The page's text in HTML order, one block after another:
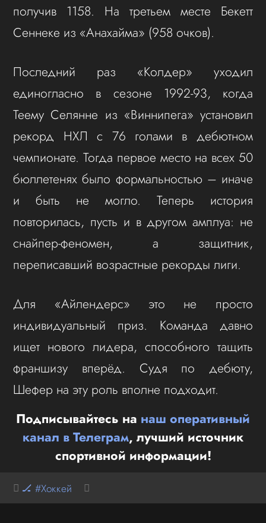
получив 1158. На третьем месте Бекетт
Сеннеке из «Анахайма» (958 очков).
Последний раз «Колдер» уходил
единогласно в сезоне 1992-93, когда
Теему Селянне из «Виннипега» установил
рекорд НХЛ с 76 голами в дебютном
чемпионате. Тогда первое место на всех 50
бюллетенях было формальностью – иначе
и быть не могло. Теперь история
повторилась, пусть и в другом амплуа: не
снайпер-феномен, а защитник,
переписавший возрастные рекорды лиги.
Для «Айлендерс» это не просто
индивидуальный приз. Команда давно
ищет нового лидера, способного тащить
франшизу вперёд. Судя по дебюту,
Шефер на эту роль вполне подходит.
Подписывайтесь на наш оперативный
канал в Телеграм, лучший источник
спортивной информации!
🏒 #Хоккей